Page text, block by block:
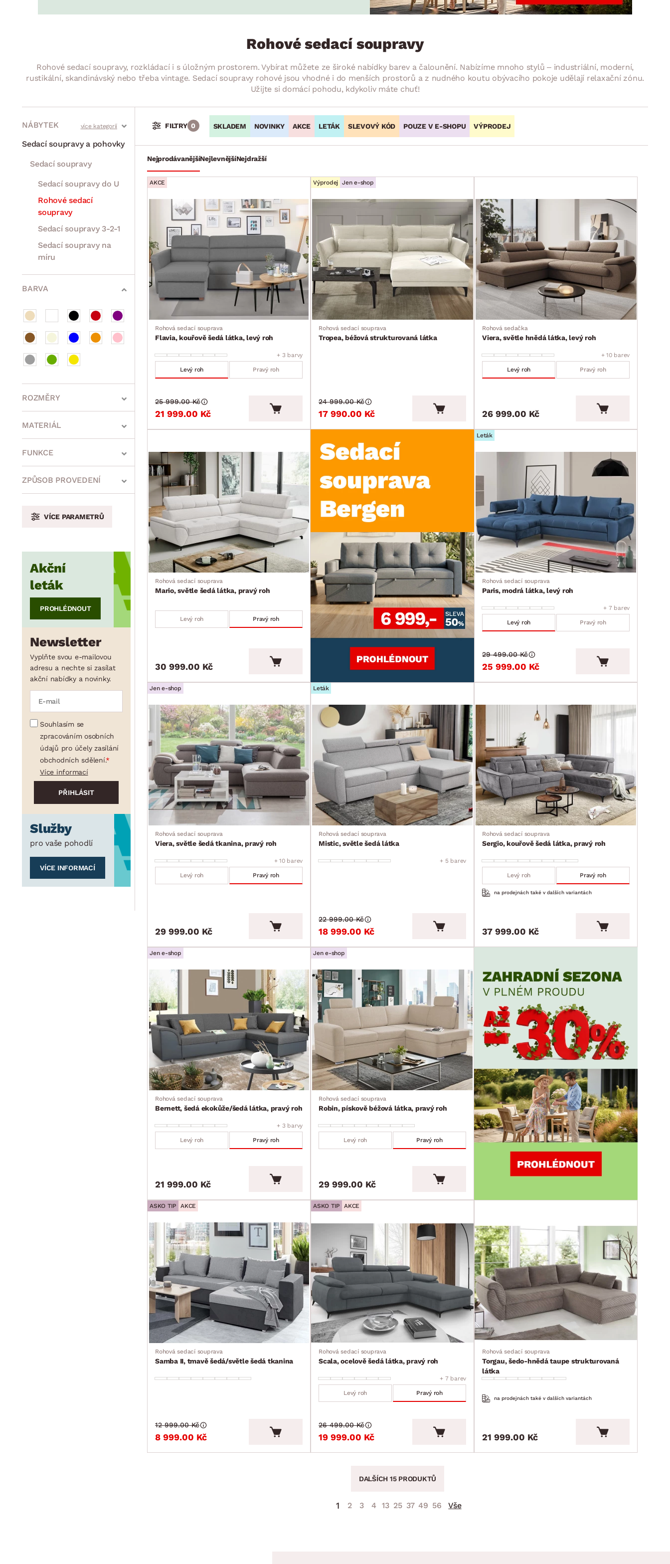
Koupelna
Závěsy a žaluzie Pánve
ZAHRADNÍ DOPLŇKY VÁNOCE
Zahradní doplňky
Rohové sedací soupravy
Rohové sedací soupravy, rozkládací i s úložným prostorem. Vybírat můžete ze široké nabídky barev a čalounění. Nabízíme mnoho stylů – industriální, moderní,
rustikální, skandinávský nebo třeba vintage. Sedací soupravy rohové jsou vhodné i do menších prostorů a z nudného koutu obývacího pokoje udělají relaxační zónu.
Užijte si domácí pohodu, kdykoliv máte chuť!
NÁBYTEK
Stoly a stolky
Křesla a sezení
Židle a lavice
Postele
Šatní skříně
Rošty
Matrace
Komody, skříňky a vitríny
Bytové doplňky
Sedací soupravy a pohovky
Sedací soupravy
Sedací soupravy do U
Rohové sedací
soupravy
Sedací soupravy 3-2-1
Sedací soupravy na
míru
Sestavy a stěny
Drobný nábytek
Spotřebiče
BARVA
ROZMĚRY
min.
min. cm max. cm
min. cm cm
cm
MATERIÁL
FUNKCE
ZPŮSOB PROVEDENÍ
VÍCE PARAMETRŮ
Akční
leták
PROHLÉDNOUT
Newsletter
Vyplňte svou e-mailovou
adresu a nechte si zasílat
akční nabídky a novinky.
Souhlasím se
zpracováním osobních
údajů pro účely zasílání
obchodních sdělení.
Více informací
Služby
pro vaše pohodlí
VÍCE INFORMACÍ
SKLADEM NOVINKY AKCE LETÁK SLEVOVÝ KÓD POUZE V E-SHOPU VÝPRODEJ
FILTRY 0
NejprodávanějšíNejlevnějšíNejdražší
AKCE
Rohová sedací souprava
Flavia, kouřově šedá látka, levý roh
+ 3 barvy
Levý roh Pravý roh
21 999.00 Kč
25 999.00 Kč
Výprodej Jen e-shop
Rohová sedací souprava
Tropea, béžová strukturovaná látka
17 990.00 Kč
24 999.00 Kč
Rohová sedačka
Viera, světle hnědá látka, levý roh
+ 10 barev
Levý roh Pravý roh
26 999.00 Kč
Rohová sedací souprava
Mario, světle šedá látka, pravý roh
Levý roh Pravý roh
30 999.00 Kč
Leták
Rohová sedací souprava
Paris, modrá látka, levý roh
+ 7 barev
Levý roh Pravý roh
25 999.00 Kč
29 499.00 Kč
Jen e-shop
Rohová sedací souprava
Viera, světle šedá tkanina, pravý roh
+ 10 barev
Levý roh Pravý roh
29 999.00 Kč
Leták
Rohová sedací souprava
Mistic, světle šedá látka
+ 5 barev
18 999.00 Kč
22 999.00 Kč
Rohová sedací souprava
Sergio, kouřově šedá látka, pravý roh
Levý roh Pravý roh
na prodejnách také v dalších variantách
37 999.00 Kč
Jen e-shop
Rohová sedací souprava
Bernett, šedá ekokůže/šedá látka, pravý roh
+ 3 barvy
Levý roh Pravý roh
21 999.00 Kč
Jen e-shop
Rohová sedací souprava
Robin, pískově béžová látka, pravý roh
Levý roh Pravý roh
29 999.00 Kč
ASKO TIP AKCE
Rohová sedací souprava
Samba II, tmavě šedá/světle šedá tkanina
8 999.00 Kč
12 999.00 Kč
ASKO TIP AKCE
Rohová sedací souprava
Scala, ocelově šedá látka, pravý roh
+ 7 barev
Levý roh Pravý roh
19 999.00 Kč
26 499.00 Kč
Rohová sedací souprava
Torgau, šedo-hnědá taupe strukturovaná
látka
na prodejnách také v dalších variantách
21 999.00 Kč
DALŠÍCH 15 PRODUKTŮ
1 2 3 4 13 25 37 49 56 Vše